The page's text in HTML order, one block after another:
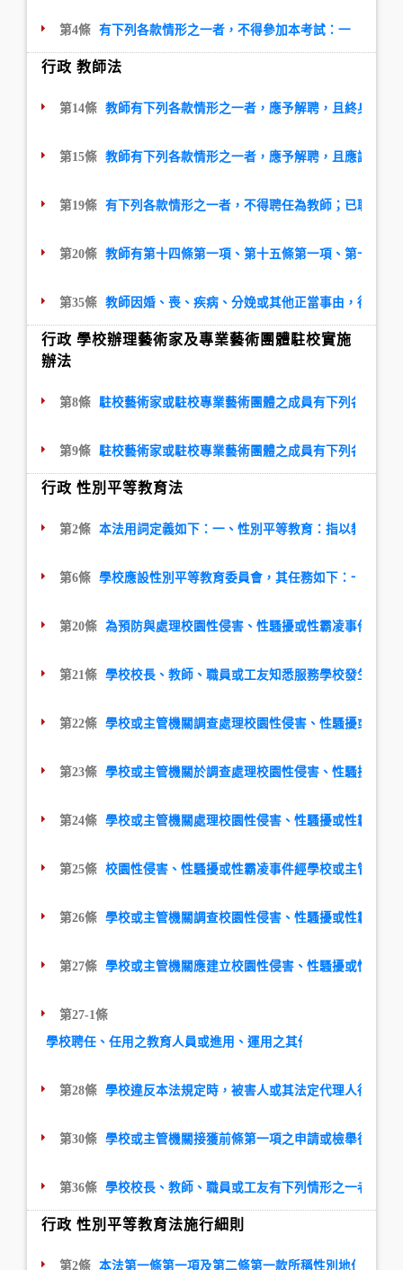
第4條 有下列各款情形之一者，不得參加本考試：一、動員
行政 教師法
第14條 教師有下列各款情形之一者，應予解聘，且終身不
第15條 教師有下列各款情形之一者，應予解聘，且應議決
第19條 有下列各款情形之一者，不得聘任為教師；已聘任
第20條 教師有第十四條第一項、第十五條第一項、第十八
第35條 教師因婚、喪、疾病、分娩或其他正當事由，得依
行政 學校辦理藝術家及專業藝術團體駐校實施
辦法
第8條 駐校藝術家或駐校專業藝術團體之成員有下列各款情
第9條 駐校藝術家或駐校專業藝術團體之成員有下列各款情
行政 性別平等教育法
第2條 本法用詞定義如下：一、性別平等教育：指以教育方
第6條 學校應設性別平等教育委員會，其任務如下：一、統
第20條 為預防與處理校園性侵害、性騷擾或性霸凌事件，
第21條 學校校長、教師、職員或工友知悉服務學校發生疑
第22條 學校或主管機關調查處理校園性侵害、性騷擾或性
第23條 學校或主管機關於調查處理校園性侵害、性騷擾或
第24條 學校或主管機關處理校園性侵害、性騷擾或性霸凌
第25條 校園性侵害、性騷擾或性霸凌事件經學校或主管機
第26條 學校或主管機關調查校園性侵害、性騷擾或性霸凌
第27條 學校或主管機關應建立校園性侵害、性騷擾或性霸
第27-1條
學校聘任、任用之教育人員或進用、運用之其他人員，經學校
第28條 學校違反本法規定時，被害人或其法定代理人得向
第30條 學校或主管機關接獲前條第一項之申請或檢舉後，
第36條 學校校長、教師、職員或工友有下列情形之一者，
行政 性別平等教育法施行細則
第2條 本法第一條第一項及第二條第一款所稱性別地位之實